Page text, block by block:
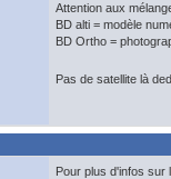
Attention aux
BD alti = modèle
BD Ortho =
Pas de satellite là
Pour plus d'infos sur